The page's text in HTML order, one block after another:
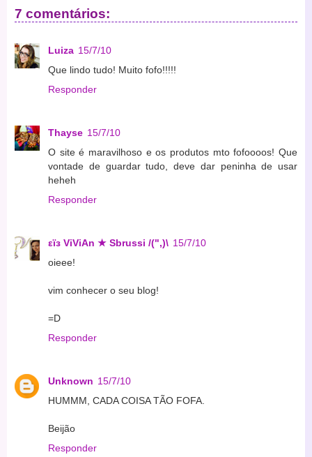
7 comentários:
Luiza 15/7/10
Que lindo tudo! Muito fofo!!!!!
Responder
Thayse 15/7/10
O site é maravilhoso e os produtos mto fofoooos! Que
vontade de guardar tudo, deve dar peninha de usar
heheh
Responder
εїз ViViAn ★ Sbrussi /(",)\ 15/7/10
oieee!
vim conhecer o seu blog!
=D
Responder
Unknown 15/7/10
HUMMM, CADA COISA TÃO FOFA.
Beijão
Responder